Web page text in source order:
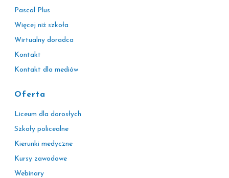
Pascal Plus
Więcej niż szkoła
Wirtualny doradca
Kontakt
Kontakt dla mediów
Oferta
Liceum dla dorosłych
Szkoły policealne
Kierunki medyczne
Kursy zawodowe
Webinary